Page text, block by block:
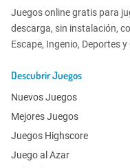
Juegos online gratis para
descarga, sin instalación,
Escape, Ingenio, Deportes
Descubrir Juegos
Nuevos Juegos
Mejores Juegos
Juegos Highscore
Juego al Azar